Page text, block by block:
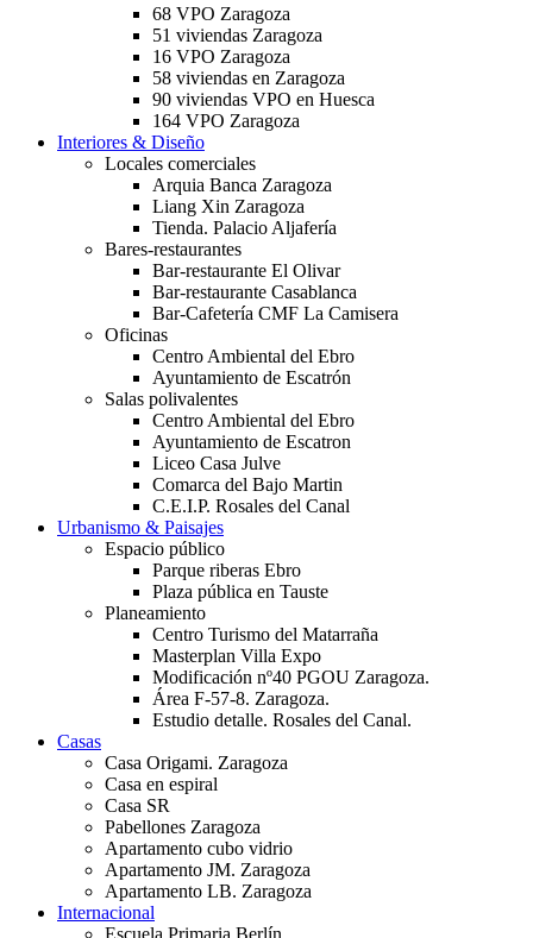
68 VPO Zaragoza
51 viviendas Zaragoza
16 VPO Zaragoza
58 viviendas en Zaragoza
90 viviendas VPO en Huesca
164 VPO Zaragoza
Interiores & Diseño
Locales comerciales
Arquia Banca Zaragoza
Liang Xin Zaragoza
Tienda. Palacio Aljafería
Bares-restaurantes
Bar-restaurante El Olivar
Bar-restaurante Casablanca
Bar-Cafetería CMF La Camisera
Oficinas
Centro Ambiental del Ebro
Ayuntamiento de Escatrón
Salas polivalentes
Centro Ambiental del Ebro
Ayuntamiento de Escatron
Liceo Casa Julve
Comarca del Bajo Martin
C.E.I.P. Rosales del Canal
Urbanismo & Paisajes
Espacio público
Parque riberas Ebro
Plaza pública en Tauste
Planeamiento
Centro Turismo del Matarraña
Masterplan Villa Expo
Modificación nº40 PGOU Zaragoza.
Área F-57-8. Zaragoza.
Estudio detalle. Rosales del Canal.
Casas
Casa Origami. Zaragoza
Casa en espiral
Casa SR
Pabellones Zaragoza
Apartamento cubo vidrio
Apartamento JM. Zaragoza
Apartamento LB. Zaragoza
Internacional
Escuela Primaria Berlín